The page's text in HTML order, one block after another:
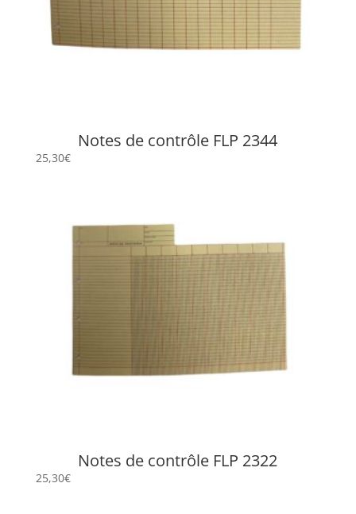
Notes de contrôle FLP 2344
25,30€
Notes de contrôle FLP 2322
25,30€